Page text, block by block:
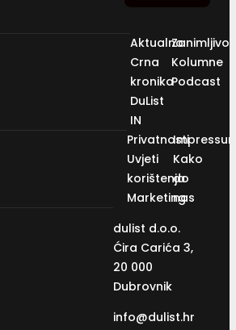
Aktualno
Crna
kronika
DuList
IN
Kolumne
Podcast
Privatnosti
Uvjeti
korištenja
Marketing
Kako
do
nas
dulist d.o.o.
Ćira Carića 3,
20 000
Dubrovnik
info@dulist.hr